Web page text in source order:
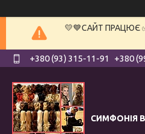
💛💙САЙТ ПРАЦЮЄ
+380 (93) 315-11-91 +380
СИМФОНІЯ